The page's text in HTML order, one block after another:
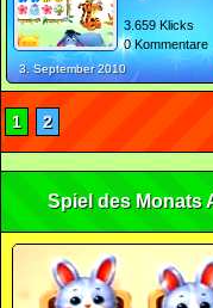
3.659 Klicks
0 Kommentare
3. September 2010
1 2
Spiel des Monats